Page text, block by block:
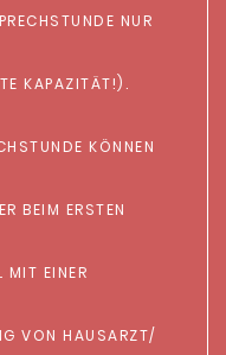
NUR
KAPAZITÄT!).
KÖNNEN
BEIM ERSTEN B
EINER D
VON HAUSARZT/Ä